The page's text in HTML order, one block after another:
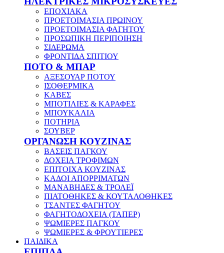
ΕΠΟΧΙΑΚΑ
ΠΡΟΕΤΟΙΜΑΣΙΑ ΠΡΩΙΝΟΥ
ΠΡΟΕΤΟΙΜΑΣΙΑ ΦΑΓΗΤΟΥ
ΠΡΟΣΩΠΙΚΗ ΠΕΡΙΠΟΙΗΣΗ
ΣΙΔΕΡΩΜΑ
ΦΡΟΝΤΙΔΑ ΣΠΙΤΙΟΥ
ΠΟΤΟ & ΜΠΑΡ
ΑΞΕΣΟΥΑΡ ΠΟΤΟΥ
ΙΣΟΘΕΡΜΙΚΑ
ΚΑΒΕΣ
ΜΠΟΤΙΛΙΕΣ & ΚΑΡΑΦΕΣ
ΜΠΟΥΚΑΛΙΑ
ΠΟΤΗΡΙΑ
ΣΟΥΒΕΡ
ΟΡΓΑΝΩΣΗ ΚΟΥΖΙΝΑΣ
ΒΑΣΕΙΣ ΠΑΓΚΟΥ
ΔΟΧΕΙΑ ΤΡΟΦΙΜΩΝ
ΕΠΙΤΟΙΧΑ ΚΟΥΖΙΝΑΣ
ΚΑΔΟΙ ΑΠΟΡΡΙΜΑΤΩΝ
ΜΑΝΑΒΗΔΕΣ & ΤΡΟΛΕΪ
ΠΙΑΤΟΘΗΚΕΣ & ΚΟΥΤΑΛΟΘΗΚΕΣ
ΤΣΑΝΤΕΣ ΦΑΓΗΤΟΥ
ΦΑΓΗΤΟΔΟΧΕΙΑ (ΤΑΠΕΡ)
ΨΩΜΙΕΡΕΣ ΠΑΓΚΟΥ
ΨΩΜΙΕΡΕΣ & ΦΡΟΥΤΙΕΡΕΣ
ΠΑΙΔΙΚΑ